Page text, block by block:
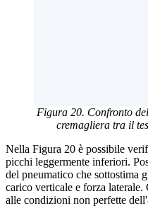
Figura 20. Confronto
cremagliera tra il
Nella Figura 20 è possibile
picchi leggermente inferiori.
del pneumatico che sottostima
carico verticale e forza laterale.
alle condizioni non perfette